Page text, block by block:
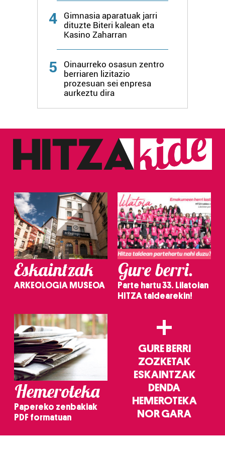
4
Gimnasia aparatuak jarri
dituzte Biteri kalean eta
Kasino Zaharran
5
Oinaurreko osasun zentro
berriaren lizitazio
prozesuan sei enpresa
aurkeztu dira
Eskaintzak
ARKEOLOGIA MUSEOA
Gure berri.
Parte hartu 33. Lilatoian
HITZA taldearekin!
Hemeroteka
Papereko zenbakiak
PDF formatuan
+
GURE BERRI
ZOZKETAK
ESKAINTZAK
DENDA
HEMEROTEKA
NOR GARA